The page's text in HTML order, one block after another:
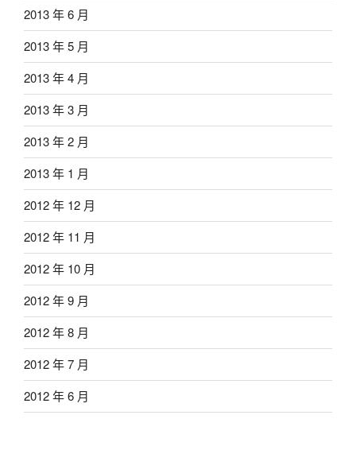
2013 年 6 月
2013 年 5 月
2013 年 4 月
2013 年 3 月
2013 年 2 月
2013 年 1 月
2012 年 12 月
2012 年 11 月
2012 年 10 月
2012 年 9 月
2012 年 8 月
2012 年 7 月
2012 年 6 月